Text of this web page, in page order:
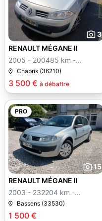
3
3 500 € à débattre
RENAULT MÉGANE II
2005 - 200485 km -
Manuelle
Chabris (36210)
PRO
15
1 500 €
RENAULT MÉGANE II
2003 - 232204 km -
Manuelle
Bassens (33530)